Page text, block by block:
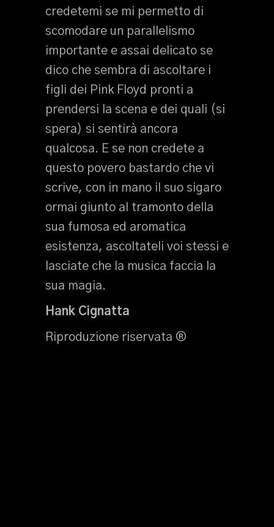
credetemi se mi permetto di
scomodare un parallelismo
importante e assai delicato se
dico che sembra di ascoltare i
figli dei Pink Floyd pronti a
prendersi la scena e dei quali (si
spera) si sentirà ancora
qualcosa. E se non credete a
questo povero bastardo che vi
scrive, con in mano il suo sigaro
ormai giunto al tramonto della
sua fumosa ed aromatica
esistenza, ascoltateli voi stessi e
lasciate che la musica faccia la
sua magia.
Hank Cignatta
Riproduzione riservata ®